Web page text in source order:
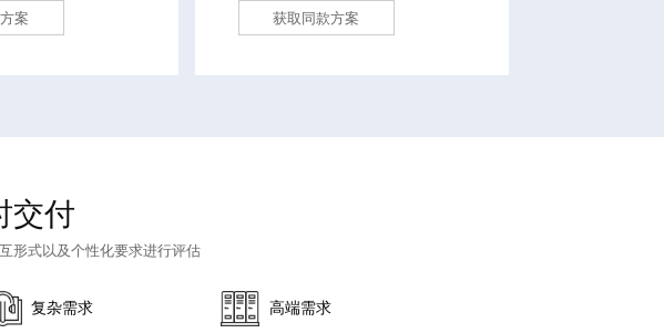
案 获取同款方案
交付
形式以及个性化要求进行评估
复杂需求 高端需求